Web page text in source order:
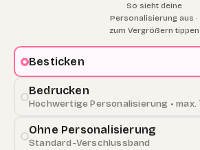
So sieht deine
Personalisierung aus ·
zum Vergrößern tippen
Besticken
Bedrucken
Hochwertige Personalisierung • max.
Ohne Personalisierung
Standard-Verschlussband